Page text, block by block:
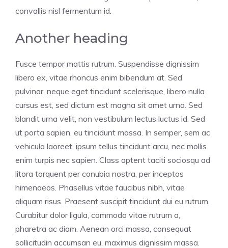
convallis nisl fermentum id.
Another heading
Fusce tempor mattis rutrum. Suspendisse dignissim
libero ex, vitae rhoncus enim bibendum at. Sed
pulvinar, neque eget tincidunt scelerisque, libero nulla
cursus est, sed dictum est magna sit amet urna. Sed
blandit urna velit, non vestibulum lectus luctus id. Sed
ut porta sapien, eu tincidunt massa. In semper, sem ac
vehicula laoreet, ipsum tellus tincidunt arcu, nec mollis
enim turpis nec sapien. Class aptent taciti sociosqu ad
litora torquent per conubia nostra, per inceptos
himenaeos. Phasellus vitae faucibus nibh, vitae
aliquam risus. Praesent suscipit tincidunt dui eu rutrum.
Curabitur dolor ligula, commodo vitae rutrum a,
pharetra ac diam. Aenean orci massa, consequat
sollicitudin accumsan eu, maximus dignissim massa.